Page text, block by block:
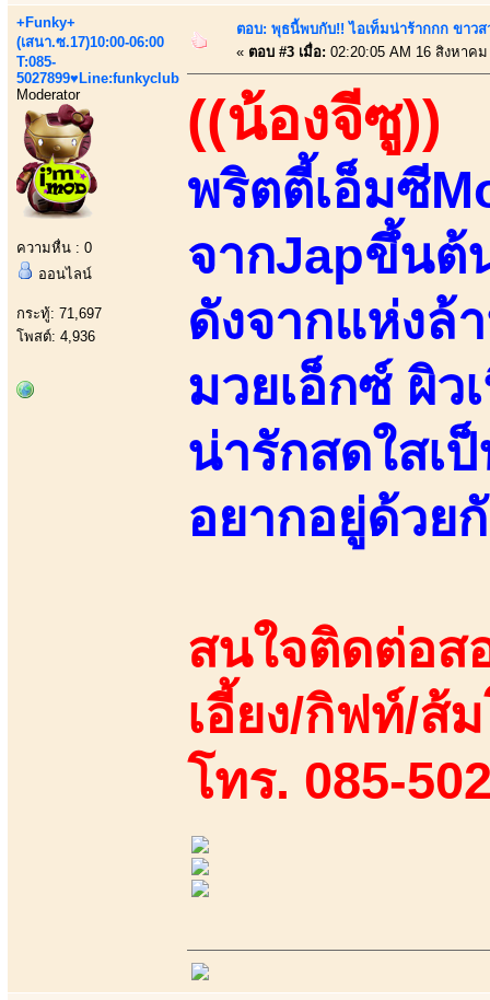
+Funky+
(เสนา.ซ.17)10:00-06:00
T:085-
5027899♥Line:funkyclub
Moderator
ความหื่น : 0
ออนไลน์
กระทู้: 71,697
โพสต์: 4,936
ตอบ: พุธนี้พบกับ!! ไอเท็มน่าร้ากกก ขาว
« ตอบ #3 เมื่อ: 02:20:05 AM 16 สิงหาคม
((น้องจีซู))
พริตตี้เอ็มซี
จากJapขึ้นต้
ดังจากแห่งล้
มวยเอ็กซ์ ผิว
น่ารักสดใสเ
อยากอยู่ด้วย
สนใจติดต่อส
เอี้ยง/กิฟท์/ส้
โทร. 085-